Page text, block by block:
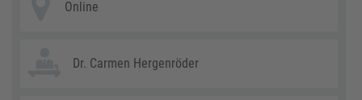
Online
Dr. Carmen Hergenröder